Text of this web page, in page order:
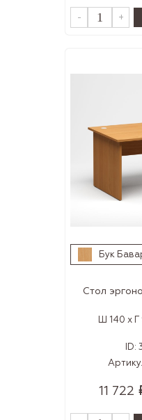
- +
Бук
Стол
Ш 140 x Г
ID:
11 722